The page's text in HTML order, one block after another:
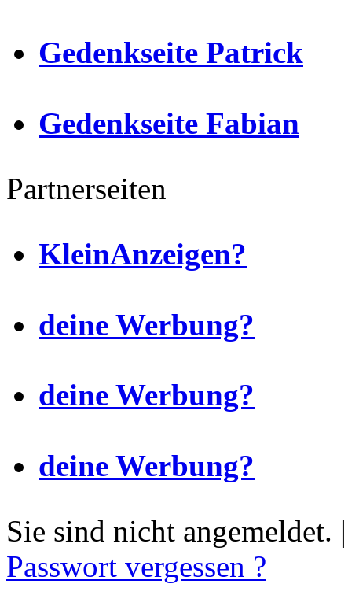
Gedenkseite Patrick
Gedenkseite Fabian
Partnerseiten
KleinAnzeigen?
deine Werbung?
deine Werbung?
deine Werbung?
Sie sind nicht angemeldet. |
Passwort vergessen ?